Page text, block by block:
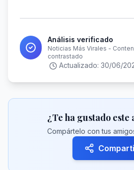
Análisis verificado
Noticias Más Virales -
contrastado
Actualizado: 30/06/
¿Te ha gustado
Compártelo con tus